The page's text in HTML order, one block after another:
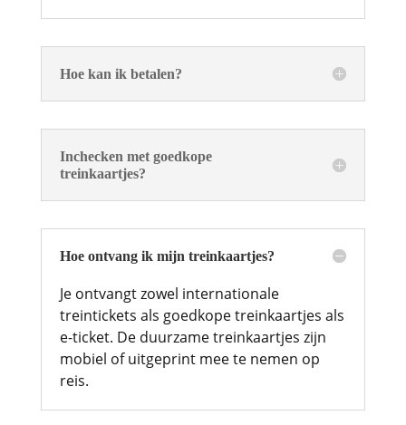
Hoe kan ik betalen?
Inchecken met goedkope
treinkaartjes?
Hoe ontvang ik mijn treinkaartjes?
Je ontvangt zowel internationale
treintickets als goedkope treinkaartjes als
e-ticket. De duurzame treinkaartjes zijn
mobiel of uitgeprint mee te nemen op
reis.